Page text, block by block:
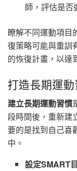
師，評估是否
瞭解不同運動項目
復策略可能與重訓
的恢復計畫，以達
打造長期運
建立長期運動習慣
段時間後，重新建
要的是找到自己喜
中。
設定SMART